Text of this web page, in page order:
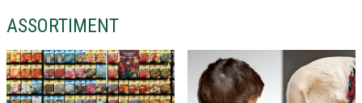
ASSORTIMENT